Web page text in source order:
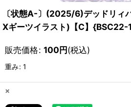
〔状態A-〕(2025/6)デッドリィ
Xギーツイラスト)【C】{BSC22-
販売価格: 100円(税込)
重み: 1
×